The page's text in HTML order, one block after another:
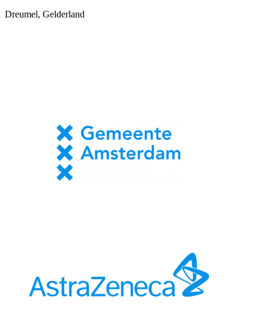
Dreumel, Gelderland